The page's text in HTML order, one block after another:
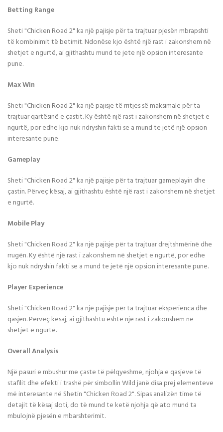
Betting Range
Sheti "Chicken Road 2" ka një pajisje për ta trajtuar pjesën mbrapshti
të kombinimit të betimit. Ndonëse kjo është një rast i zakonshem në
shetjet e ngurtë, ai gjithashtu mund te jete një opsion interesante
pune.
Max Win
Sheti "Chicken Road 2" ka një pajisje të rritjes së maksimale për ta
trajtuar qartësinë e çastit. Ky është një rast i zakonshem në shetjet e
ngurtë, por edhe kjo nuk ndryshin fakti se a mund te jetë një opsion
interesante pune.
Gameplay
Sheti "Chicken Road 2" ka një pajisje për ta trajtuar gameplayin dhe
çastin. Përveç kësaj, ai gjithashtu është një rast i zakonshem në shetjet
e ngurtë.
Mobile Play
Sheti "Chicken Road 2" ka një pajisje për ta trajtuar drejtshmërinë dhe
rrugën. Ky është një rast i zakonshem në shetjet e ngurtë, por edhe
kjo nuk ndryshin fakti se a mund te jetë një opsion interesante pune.
Player Experience
Sheti "Chicken Road 2" ka një pajisje për ta trajtuar eksperienca dhe
qasjen. Përveç kësaj, ai gjithashtu është një rast i zakonshem në
shetjet e ngurtë.
Overall Analysis
Një pasuri e mbushur me çaste të pëlqyeshme, njohja e qasjeve të
stafilit dhe efekti i trashë për simbollin Wild janë disa prej elementeve
më interesante në Shetin "Chicken Road 2". Sipas analizën time të
detajit të kësaj sloti, do të mund te ketë njohja që ato mund ta
mbulojnë pjesën e mbarshterimit.